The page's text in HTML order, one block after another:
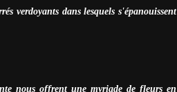
verdoyants dans lesquels s'épanouissent
nous offrent une myriade de fleurs en